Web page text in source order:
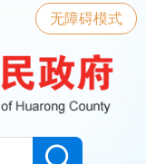
无障碍模式